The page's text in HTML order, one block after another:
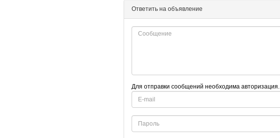
Ответить на объявление
Для отправки сообщений необходима авторизация.
E-
mail
Password